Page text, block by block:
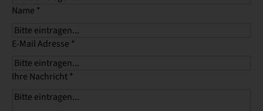
Name *
E-Mail Adresse *
Ihre Nachricht *